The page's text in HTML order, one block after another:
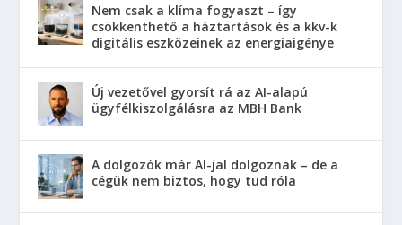
Nem csak a klíma fogyaszt – így
csökkenthető a háztartások és a kkv-k
digitális eszközeinek az energiaigénye
Új vezetővel gyorsít rá az AI-alapú
ügyfélkiszolgálásra az MBH Bank
A dolgozók már AI-jal dolgoznak – de a
cégük nem biztos, hogy tud róla